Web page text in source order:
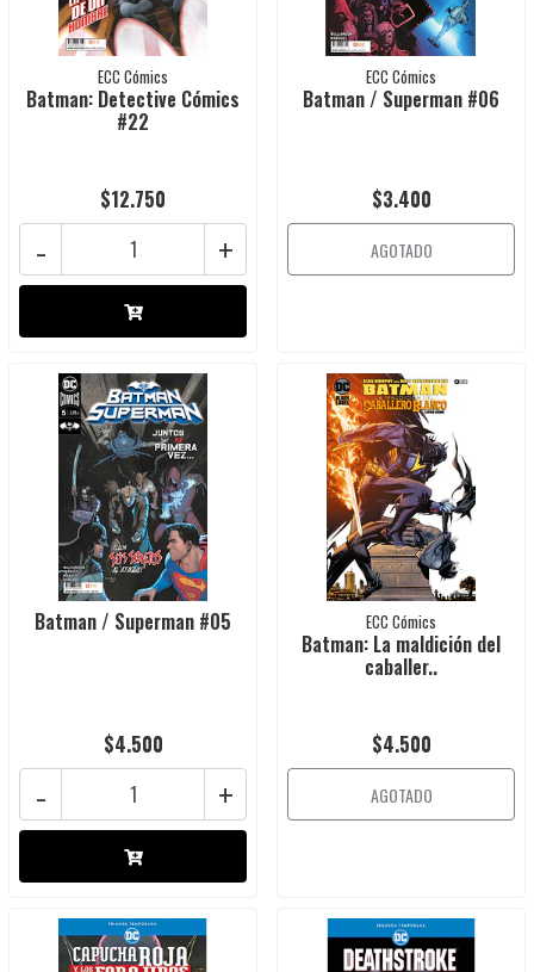
ECC Cómics
Batman: Detective Cómics
#22
$12.750
+
-
ECC Cómics
Batman / Superman #06
$3.400
AGOTADO
Batman / Superman #05
$4.500
+
-
ECC Cómics
Batman: La maldición del
caballer..
$4.500
AGOTADO